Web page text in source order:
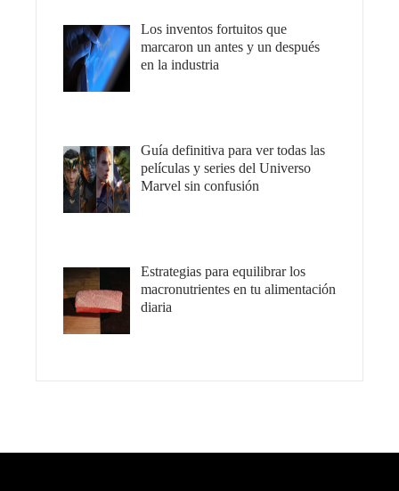
Los inventos fortuitos que
marcaron un antes y un después
en la industria
Guía definitiva para ver todas las
películas y series del Universo
Marvel sin confusión
Estrategias para equilibrar los
macronutrientes en tu alimentación
diaria